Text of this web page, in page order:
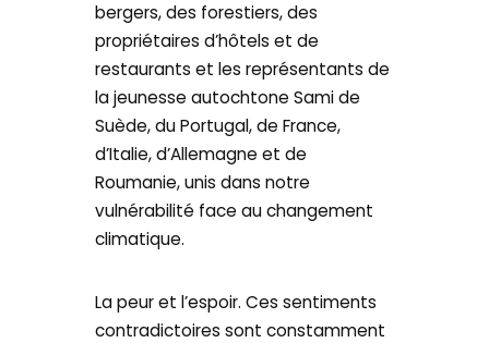
bergers, des forestiers, des
propriétaires d’hôtels et de
restaurants et les représentants de
la jeunesse autochtone Sami de
Suède, du Portugal, de France,
d’Italie, d’Allemagne et de
Roumanie, unis dans notre
vulnérabilité face au changement
climatique.
La peur et l’espoir. Ces sentiments
contradictoires sont constamment